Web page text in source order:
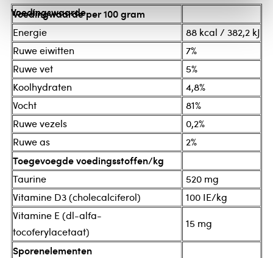
Voedingswaarde
Voedingwaarde per 100 gram
Energie
88 kcal / 382,2 kJ
Ruwe eiwitten
7%
Ruwe vet
5%
Koolhydraten
4,8%
Vocht
81%
Ruwe vezels
0,2%
Ruwe as
2%
Toegevoegde voedingsstoffen/kg
Taurine
520 mg
Vitamine D3 (cholecalciferol)
100 IE/kg
Vitamine E (dl-alfa-
tocoferylacetaat)
15 mg
Sporenelementen